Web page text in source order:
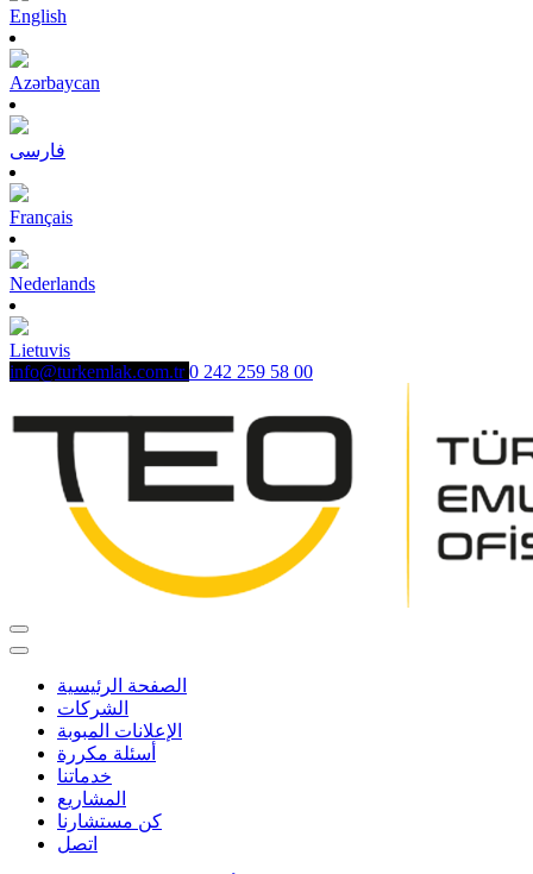
English
Azərbaycan
فارسی
Français
Nederlands
Lietuvis
info@turkemlak.com.tr 0 242 259 58 00
الصفحة الرئيسية
الشركات
الإعلانات المبوبة
أسئلة مكررة
خدماتنا
المشاريع
كن مستشارنا
اتصل